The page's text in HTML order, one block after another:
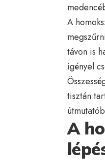
A
távon is
igényel
tisztán
A